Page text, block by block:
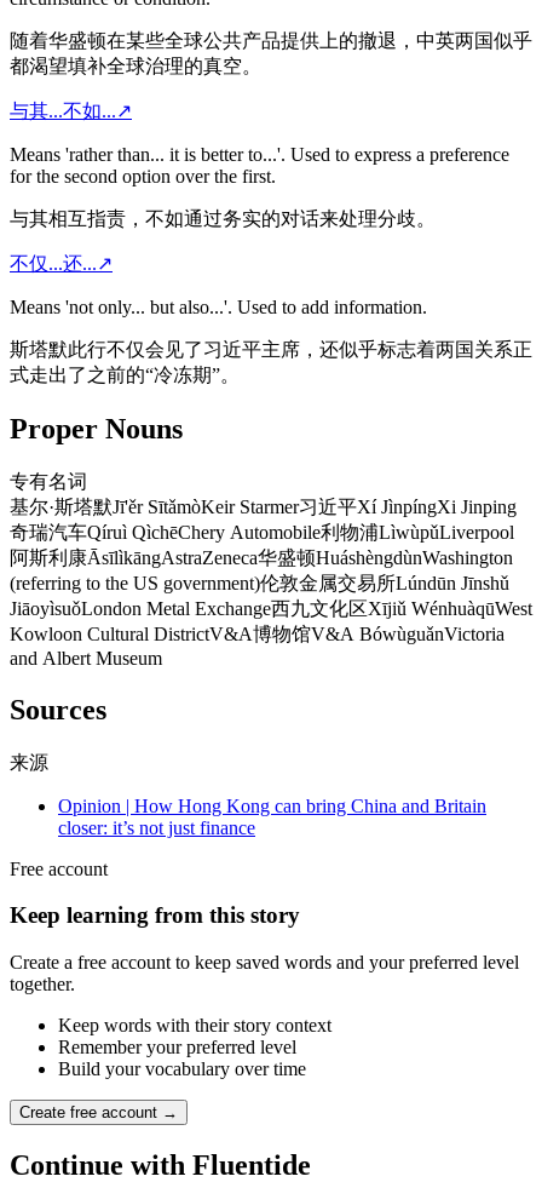
随着华盛顿在某些全球公共产品提供上的撤退，中英两国似乎
都渴望填补全球治理的真空。
与其...不如...↗
Means 'rather than... it is better to...'. Used to express a preference
for the second option over the first.
与其相互指责，不如通过务实的对话来处理分歧。
不仅...还...↗
Means 'not only... but also...'. Used to add information.
斯塔默此行不仅会见了习近平主席，还似乎标志着两国关系正
式走出了之前的“冷冻期”。
Proper Nouns
专有名词
基尔·斯塔默Jī'ěr SītǎmòKeir Starmer习近平Xí JìnpíngXi Jinping
奇瑞汽车Qíruì QìchēChery Automobile利物浦LìwùpǔLiverpool
阿斯利康ĀsīlìkāngAstraZeneca华盛顿HuáshèngdùnWashington
(referring to the US government)伦敦金属交易所Lúndūn Jīnshǔ
JiāoyìsuǒLondon Metal Exchange西九文化区Xījiǔ WénhuàqūWest
Kowloon Cultural DistrictV&A博物馆V&A BówùguǎnVictoria
and Albert Museum
Sources
来源
Opinion | How Hong Kong can bring China and Britain
closer: it’s not just finance
Free account
Keep learning from this story
Create a free account to keep saved words and your preferred level
together.
Keep words with their story context
Remember your preferred level
Build your vocabulary over time
Create free account →
Continue with Fluentide